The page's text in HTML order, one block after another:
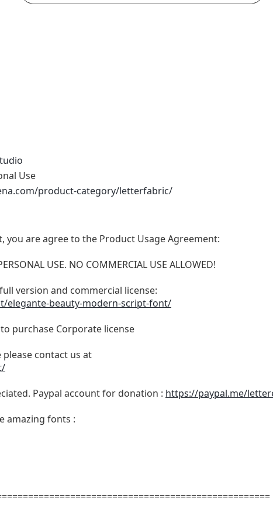
Use
product-category/letterfabric/
you are agree to the Product Usage Agreement:
USE. NO COMMERCIAL USE ALLOWED!
version and commercial license:
elegante-beauty-modern-script-font/
purchase Corporate license
contact us at
Paypal account for donation : https://paypal.me/
amazing fonts :